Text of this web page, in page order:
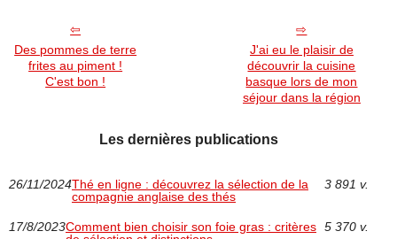
Des pommes de terre
frites au piment !
C'est bon !
J'ai eu le plaisir de
découvrir la cuisine
basque lors de mon
séjour dans la région
Les dernières publications
26/11/2024Thé en ligne : découvrez la sélection de la
compagnie anglaise des thés
3 891 v.
17/8/2023Comment bien choisir son foie gras : critères 5 370 v.